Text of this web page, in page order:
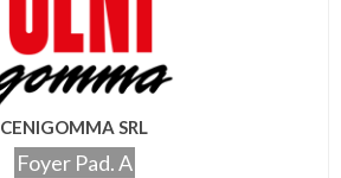
CENIGOMMA SRL
Foyer Pad. A